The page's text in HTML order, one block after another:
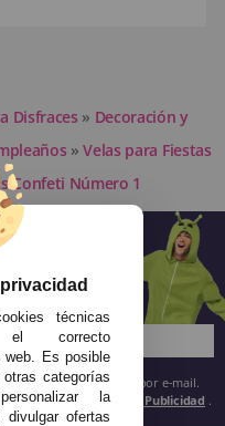
Disfraces » Decoración y
» Velas para Fiestas
Confeti Número 1
antes
y tendencias por e-mail.
en la Política de Publicidad .
técnicas
el correcto
web. Es posible
categorías
la
divulgar ofertas